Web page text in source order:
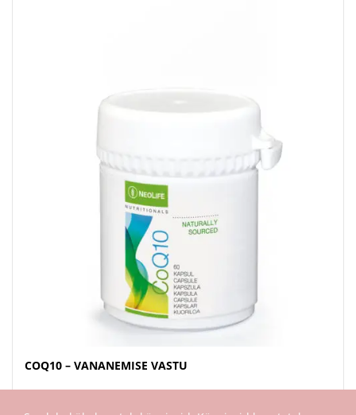
COQ10 – VANANEMISE VASTU